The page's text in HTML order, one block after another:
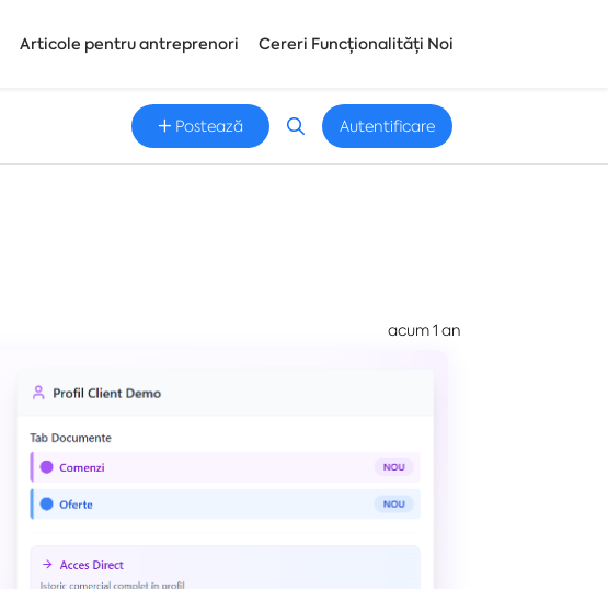
Articole pentru antreprenori Cereri Funcționalități Noi
Postează Autentificare
acum 1 an